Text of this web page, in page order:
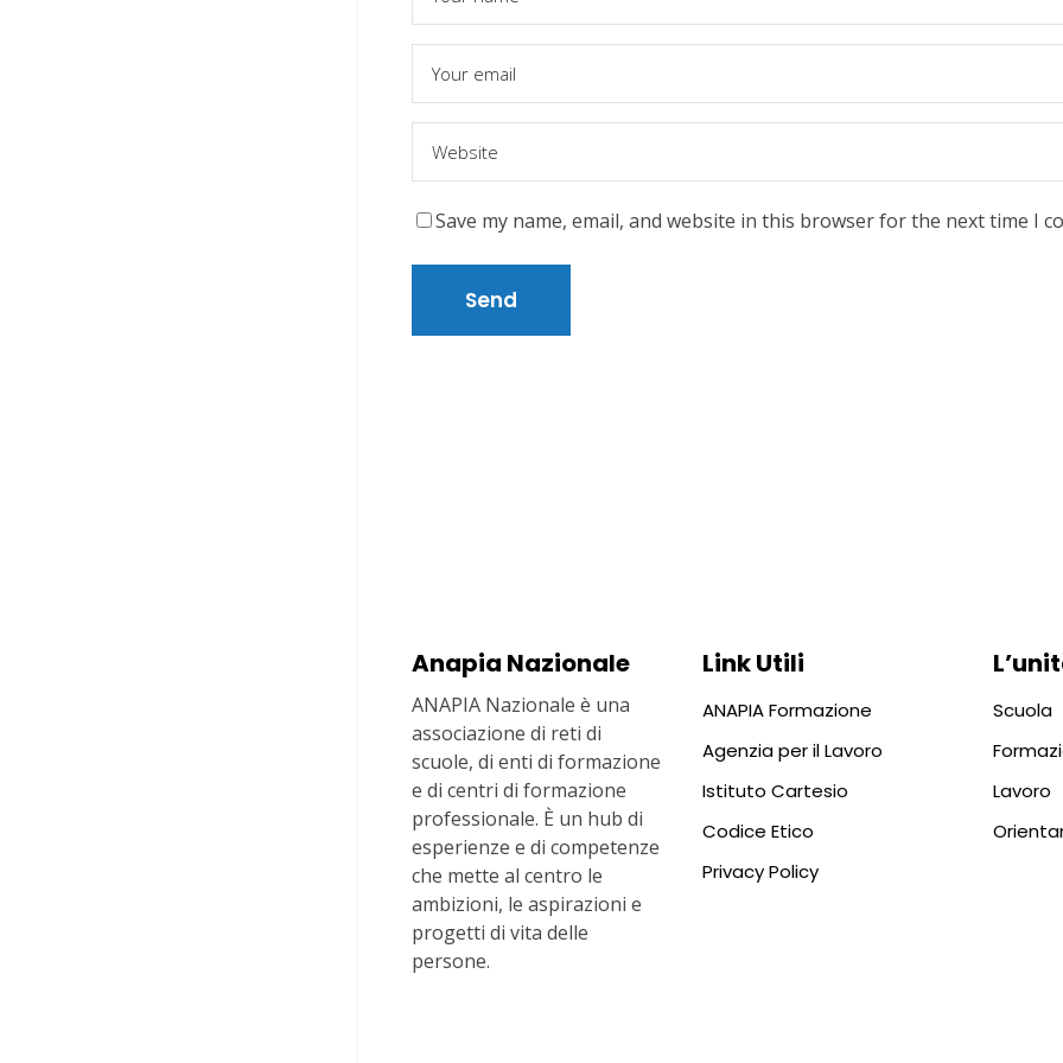
Save my name, email, and website in this browser for the next time I
Anapia Nazionale
ANAPIA Nazionale è una
associazione di reti di
scuole, di enti di formazione
e di centri di formazione
professionale. È un hub di
esperienze e di competenze
che mette al centro le
ambizioni, le aspirazioni e
progetti di vita delle
persone.
Link Utili
ANAPIA Formazione
Agenzia per il Lavoro
Istituto Cartesio
Codice Etico
Privacy Policy
Scuola
Lavoro